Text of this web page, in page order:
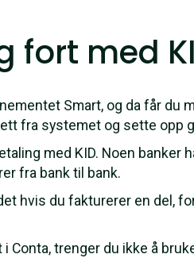
fort med
Smart, og da får du
fra systemet og sette opp
med KID. Noen
fra bank til bank.
hvis du fakturerer en del,
Conta, trenger du ikke å